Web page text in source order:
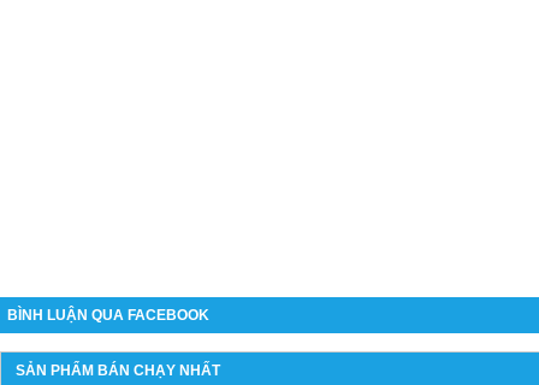
BÌNH LUẬN QUA FACEBOOK
SẢN PHẨM BÁN CHẠY NHẤT